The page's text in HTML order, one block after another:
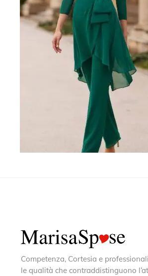
Competenza, Cortesia e
le qualità che contraddistinguono